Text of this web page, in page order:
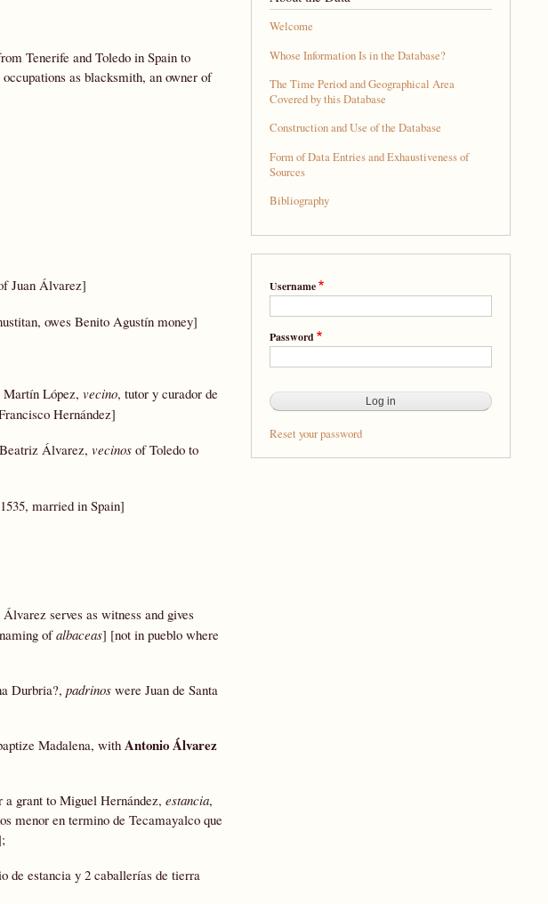
Tenerife and Toledo in Spain to
as blacksmith, an owner of
Juan Álvarez]
owes Benito Agustín money]
Martín López, vecino, tutor y curador de
Hernández]
Álvarez, vecinos of Toledo to
married in Spain]
serves as witness and gives
ofalbaceas] [not in pueblo where
Durbria?, padrinos were Juan de Santa
Madalena, with Antonio Álvarez
grant to Miguel Hernández, estancia,
menor en termino de Tecamayalco que
de estancia y 2 caballerías de tierra
Welcome
Whose Information Is in the Database?
The Time Period and Geographical Area
Covered by this Database
Construction and Use of the Database
Form of Data Entries and Exhaustiveness of
Sources
Bibliography
Username
Password
Reset your password